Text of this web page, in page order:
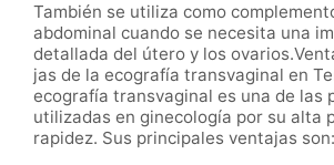
También se utiliza como
abdominal cuando se necesita una
detallada del útero y los
jas de la ecografía transvaginal en
ecografía transvaginal es una de las
utilizadas en ginecología por su alta
rapidez. Sus principales ventajas son: